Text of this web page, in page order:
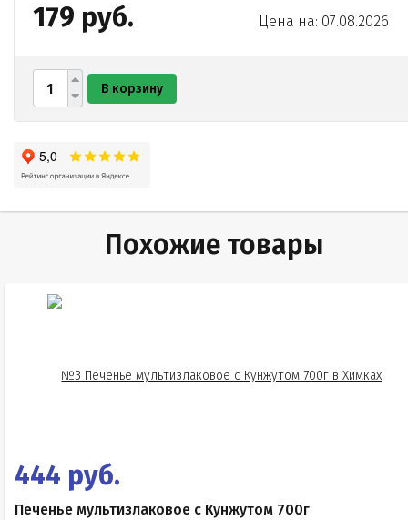
179 руб. Цена на: 07.08.2026
В корзину
Похожие товары
444 руб.
Печенье мультизлаковое с Кунжутом 700г